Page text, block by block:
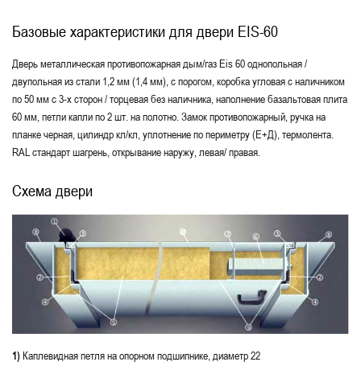
Базовые характеристики для двери EIS-60
Дверь металлическая противопожарная дым/газ Eis 60 однопольная /
двупольная из стали 1,2 мм (1,4 мм), с порогом, коробка угловая с наличником
по 50 мм с 3-х сторон / торцевая без наличника, наполнение базальтовая плита
60 мм, петли капли по 2 шт. на полотно. Замок противопожарный, ручка на
планке черная, цилиндр кл/кл, уплотнение по периметру (Е+Д), термолента.
RAL стандарт шагрень, открывание наружу, левая/ правая.
Схема двери
1) Каплевидная петля на опорном подшипнике, диаметр 22